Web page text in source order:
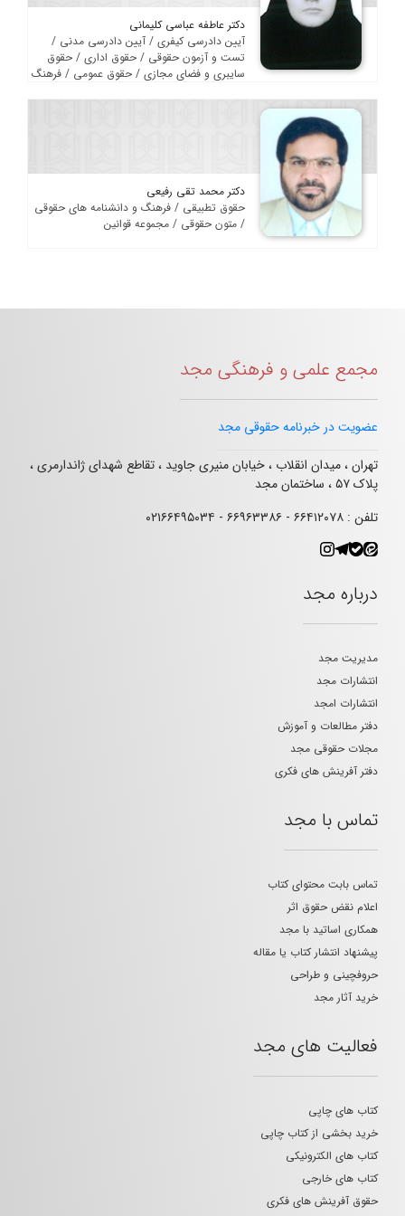
دکتر عاطفه عباسی کلیمانی
آیین دادرسی کیفری / آیین دادرسی مدنی /
تست و آزمون حقوقی / حقوق اداری / حقوق
سایبری و فضای مجازی / حقوق عمومی / فرهنگ
دکتر محمد تقی رفیعی
حقوق تطبیقی / فرهنگ و دانشنامه های حقوقی
/ متون حقوقی / مجموعه قوانین
مجمع علمی و فرهنگی مجد
عضویت در خبرنامه حقوقی مجد
تهران ، میدان انقلاب ، خیابان منیری جاوید ، تقاطع شهدای ژاندارمری ،
پلاک ۵۷ ، ساختمان مجد
تلفن : ۶۶۴۱۲۰۷۸ - ۶۶۹۶۳۳۸۶ - ۰۲۱۶۶۴۹۵۰۳۴
درباره مجد
مدیریت مجد
انتشارات مجد
انتشارات امجد
دفتر مطالعات و آموزش
مجلات حقوقی مجد
دفتر آفرینش های فکری
تماس با مجد
تماس بابت محتوای کتاب
اعلام نقض حقوق اثر
همکاری اساتید با مجد
پیشنهاد انتشار کتاب یا مقاله
حروفچینی و طراحی
خرید آثار مجد
فعالیت های مجد
کتاب های چاپی
خرید بخشی از کتاب چاپی
کتاب های الکترونیکی
کتاب های خارجی
حقوق آفرینش های فکری